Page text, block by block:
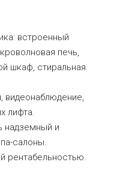
встроенный
печь,
шкаф, стиральная
лифта.
надземный и
салоны.
рентабельностью.